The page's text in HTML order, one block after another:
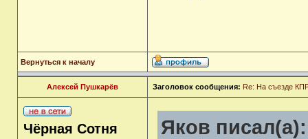
Вернуться к началу
Алексей Пушкарёв Заголовок сообщения: Re: На съезде
Чёрная Сотня Яков писал(а):